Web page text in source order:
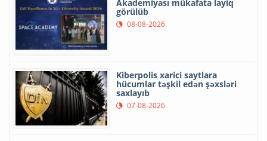
Akademiyası mükafata layiq
görülüb
08-08-2026
Kiberpolis xarici saytlara
hücumlar təşkil edən şəxsləri
saxlayıb
07-08-2026